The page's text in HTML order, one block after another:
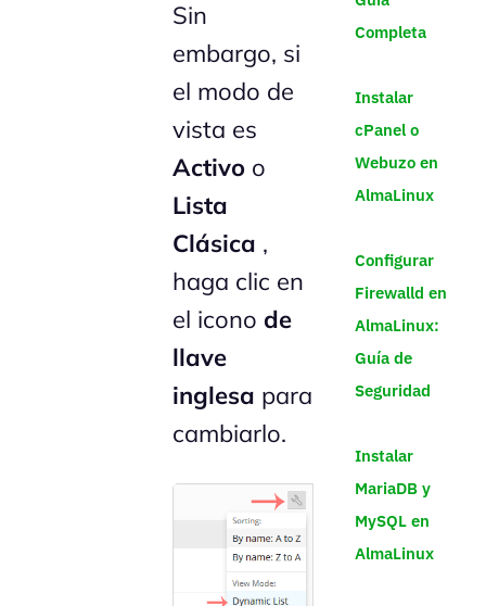
Sin
embargo, si
el modo de
vista es
Activo o
Lista
Clásica ,
haga clic en
el icono de
llave
inglesa para
cambiarlo.
Completa
Instalar
cPanel o
Webuzo en
AlmaLinux
Configurar
Firewalld en
AlmaLinux:
Guía de
Seguridad
Instalar
MariaDB y
MySQL en
AlmaLinux